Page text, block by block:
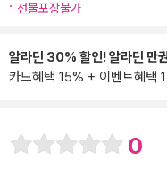
선물포장불가
알라딘 30% 할인! 알라딘 만
카드혜택 15% + 이벤트혜택
0